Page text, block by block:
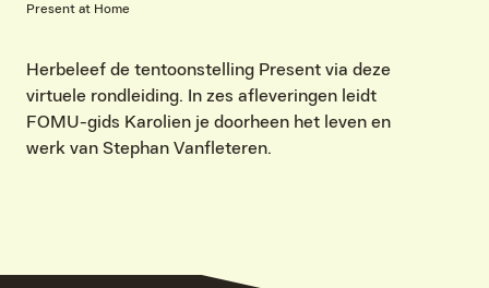
Herbeleef de tentoonstelling Present via deze
virtuele rondleiding. In zes afleveringen leidt
FOMU-gids Karolien je doorheen het leven en
werk van Stephan Vanfleteren.
Present at Home